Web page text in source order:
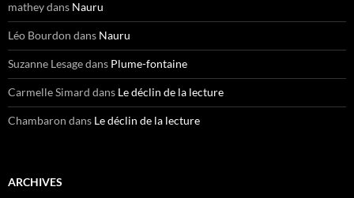
matheydans Nauru
Léo Bourdon dans Nauru
Suzanne Lesagedans Plume-fontaine
Carmelle Simard dans Le déclin de la lecture
Chambaron dans Le déclin de la lecture
ARCHIVES